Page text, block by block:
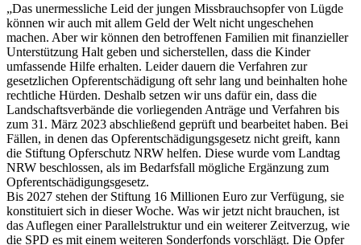
„Das unermessliche Leid der jungen Missbrauchsopfer von Lügde
können wir auch mit allem Geld der Welt nicht ungeschehen
machen. Aber wir können den betroffenen Familien mit finanzieller
Unterstützung Halt geben und sicherstellen, dass die Kinder
umfassende Hilfe erhalten. Leider dauern die Verfahren zur
gesetzlichen Opferentschädigung oft sehr lang und beinhalten hohe
rechtliche Hürden. Deshalb setzen wir uns dafür ein, dass die
Landschaftsverbände die vorliegenden Anträge und Verfahren bis
zum 31. März 2023 abschließend geprüft und bearbeitet haben. Bei
Fällen, in denen das Opferentschädigungsgesetz nicht greift, kann
die Stiftung Opferschutz NRW helfen. Diese wurde vom Landtag
NRW beschlossen, als im Bedarfsfall mögliche Ergänzung zum
Opferentschädigungsgesetz.
Bis 2027 stehen der Stiftung 16 Millionen Euro zur Verfügung, sie
konstituiert sich in dieser Woche. Was wir jetzt nicht brauchen, ist
das Auflegen einer Parallelstruktur und ein weiterer Zeitverzug, wie
die SPD es mit einem weiteren Sonderfonds vorschlägt. Die Opfer